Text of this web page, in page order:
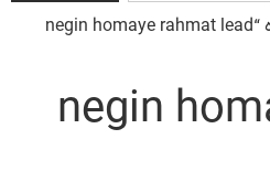
/ محصولات برچسب خورده “negin homaye rahmat lead
negin